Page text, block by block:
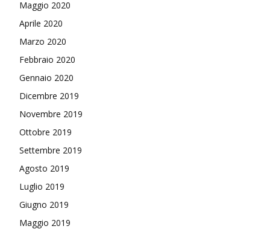
Maggio 2020
Aprile 2020
Marzo 2020
Febbraio 2020
Gennaio 2020
Dicembre 2019
Novembre 2019
Ottobre 2019
Settembre 2019
Agosto 2019
Luglio 2019
Giugno 2019
Maggio 2019